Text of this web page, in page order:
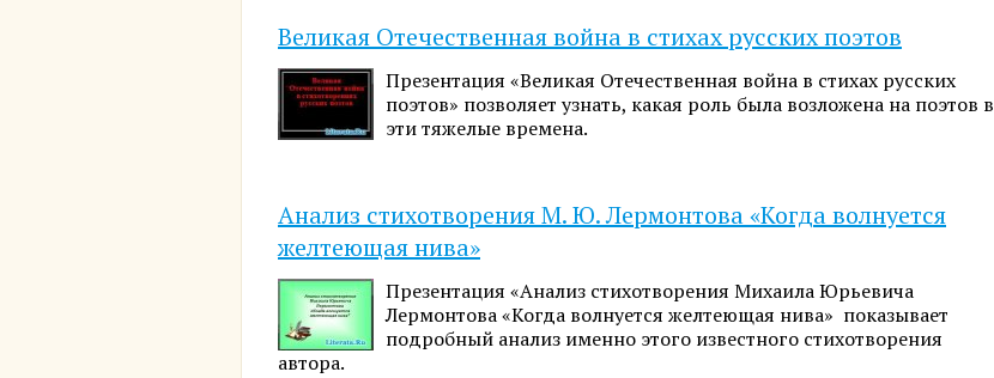
Великая Отечественная война в стихах русских поэтов
Презентация «Великая Отечественная война в стихах русских
поэтов» позволяет узнать, какая роль была возложена на поэтов в
эти тяжелые времена.
Анализ стихотворения М. Ю. Лермонтова «Когда волнуется
желтеющая нива»
Презентация «Анализ стихотворения Михаила Юрьевича
Лермонтова «Когда волнуется желтеющая нива» показывает
подробный анализ именно этого известного стихотворения
автора.